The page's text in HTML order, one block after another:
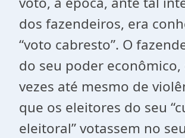
dos fazendeiros, era
“voto cabresto”. O
do seu poder econômico,
vezes até mesmo de
que os eleitores do seu
eleitoral” votassem no seu